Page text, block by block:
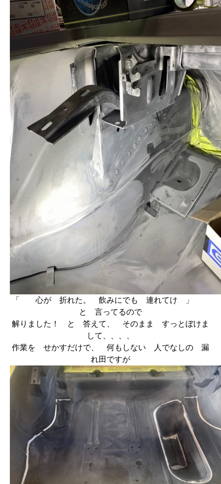
「 心が 折れた。 飲みにでも 連れてけ 」
と 言ってるので
解りました！ と 答えて、 そのまま すっとぼけま
して、、、、
作業を せかすだけで、 何もしない 人でなしの 漏
れ田ですが